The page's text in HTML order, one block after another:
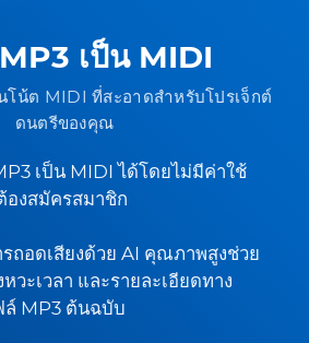
เป็น MIDI
โน้ต MIDI ที่สะอาดสำหรับโปรเจ็กต์
ดนตรีของคุณ
เป็น MIDI ได้โดยไม่มีค่าใช้
องสมัครสมาชิก
รถอดเสียงด้วย AI คุณภาพสูงช่วย
วะเวลา และรายละเอียดทาง
ล์ MP3 ต้นฉบับ